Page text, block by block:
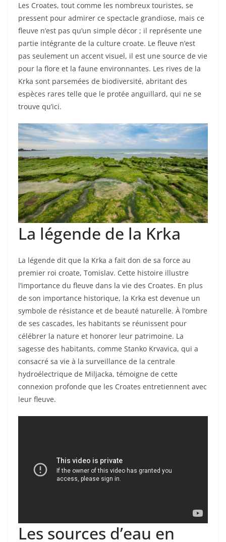
Les Croates, tout comme les nombreux touristes, se
pressent pour admirer ce spectacle grandiose, mais ce
fleuve n’est pas qu’un simple décor ; il représente une
partie intégrante de la culture croate. Le fleuve n’est
pas seulement un accent visuel, il est une source de vie
pour la flore et la faune environnantes. Les rives de la
Krka sont parsemées de biodiversité, abritant des
espèces rares telle que le protée anguillard, qui ne se
trouve qu’ici.
La légende de la Krka
La légende dit que la Krka a fait don de sa force au
premier roi croate, Tomislav. Cette histoire illustre
l’importance du fleuve dans la vie des Croates. En plus
de son importance historique, la Krka est devenue un
symbole de résistance et de beauté naturelle. À l’ombre
de ses cascades, les habitants se réunissent pour
célébrer la nature et honorer leur patrimoine. La
sagesse des habitants, comme Stanko Krvavica, qui a
consacré sa vie à la surveillance de la centrale
hydroélectrique de Miljacka, témoigne de cette
connexion profonde que les Croates entretiennent avec
leur fleuve.
Les sources d’eau en